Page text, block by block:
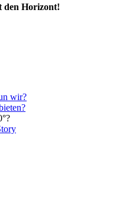
den Horizont!
wir?